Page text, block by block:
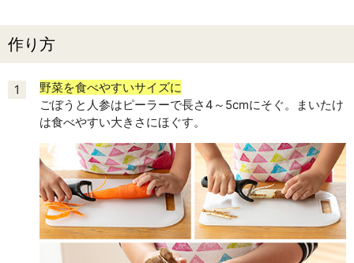
作り方
1
野菜を食べやすいサイズに
ごぼうと人参はピーラーで長さ4～5cmにそぐ。まいたけ
は食べやすい大きさにほぐす。